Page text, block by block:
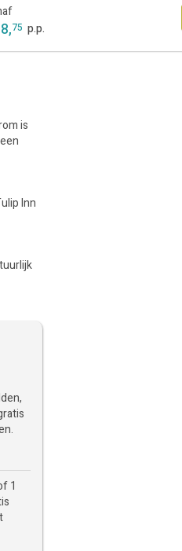
,75 p.p.
is
Inn
1